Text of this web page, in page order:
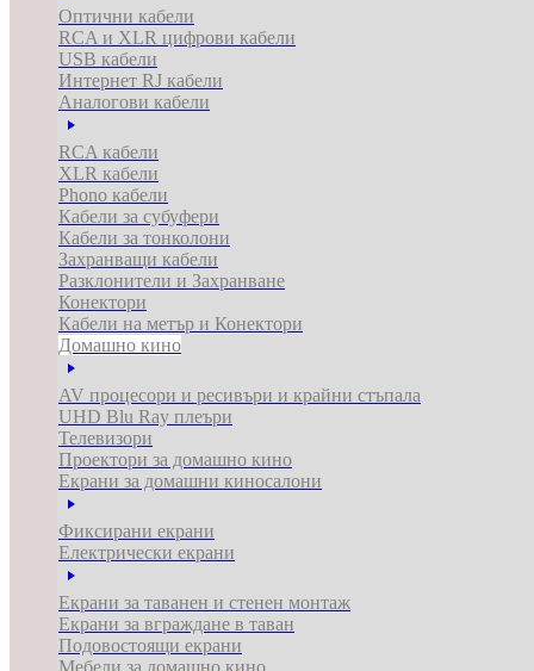
Оптични кабели
RCA и XLR цифрови кабели
USB кабели
Интернет RJ кабели
Аналогови кабели
RCA кабели
XLR кабели
Phono кабели
Кабели за субуфери
Кабели за тонколони
Захранващи кабели
Разклонители и Захранване
Конектори
Кабели на метър и Конектори
Домашно кино
AV процесори и ресивъри и крайни стъпала
UHD Blu Ray плеъри
Телевизори
Проектори за домашно кино
Екрани за домашни киносалони
Фиксирани екрани
Електрически екрани
Екрани за таванен и стенен монтаж
Екрани за вграждане в таван
Подовостоящи екрани